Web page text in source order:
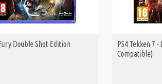
Shot Edition
PS4 Tekken 7
Compatible)